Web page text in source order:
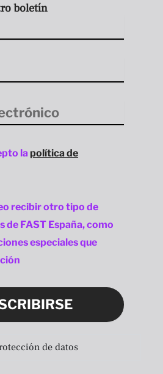
boletín
la política de
recibir otro tipo de
de FAST España, como
especiales que
de datos